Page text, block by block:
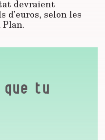
devraient
d’euros, selon les
que tu